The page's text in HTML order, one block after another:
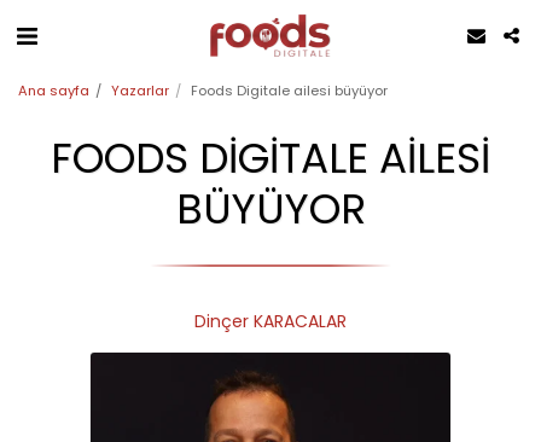
Ana sayfa Yazarlar Foods Digitale ailesi büyüyor
FOODS DIGITALE AILESI
BÜYÜYOR
Dinçer KARACALAR